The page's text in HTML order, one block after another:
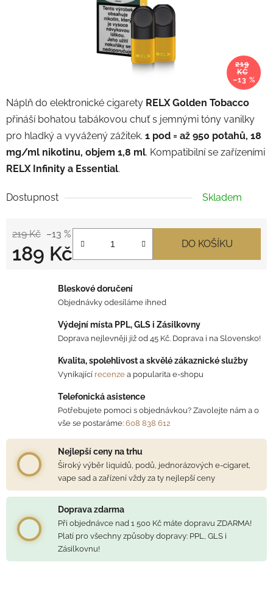
Náplň do elektronické cigarety RELX Golden Tobacco
přináší bohatou tabákovou chuť s jemnými tóny vanilky
pro hladký a vyvážený zážitek. 1 pod = až 950 potahů, 18
mg/ml nikotinu, objem 1,8 ml. Kompatibilní se zařízeními
RELX Infinity a Essential.
Dostupnost Skladem
219 Kč –13 %
189 Kč DO KOŠÍKU
219
KČ
–13 %
Bleskové doručení
Objednávky odesíláme ihned
Výdejní místa PPL, GLS i Zásilkovny
Doprava nejlevněji již od 45 Kč. Doprava i na Slovensko!
Kvalita, spolehlivost a skvělé zákaznické služby
Vynikající recenze a popularita e-shopu
Telefonická asistence
Potřebujete pomoci s objednávkou? Zavolejte nám a o
vše se postaráme: 608 838 612
Nejlepší ceny na trhu
Široký výběr liquidů, podů, jednorázových e-cigaret,
vape sad a zařízení vždy za ty nejlepší ceny
Doprava zdarma
Při objednávce nad 1 500 Kč máte dopravu ZDARMA!
Platí pro všechny způsoby dopravy: PPL, GLS i
Zásilkovnu!